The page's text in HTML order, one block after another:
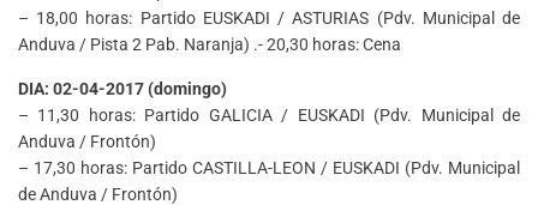
– 18,00 horas: Partido EUSKADI / ASTURIAS (Pdv. Municipal de
Anduva / Pista 2 Pab. Naranja) .- 20,30 horas: Cena
DIA: 02-04-2017 (domingo)
– 11,30 horas: Partido GALICIA / EUSKADI (Pdv. Municipal de
Anduva / Frontón)
– 17,30 horas: Partido CASTILLA-LEON / EUSKADI (Pdv. Municipal
de Anduva / Frontón)